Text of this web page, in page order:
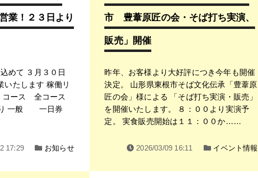
業！２３日より
めて ３月３０日
いたします 稼働リ
コース 全コース
り 一般 一日券
17:29 お知らせ
市 豊葦原匠の会・そば打ち実演、
販売」開催
昨年、お客様より大好評につき今年も開催
決定。 山形県東根市そば文化伝承「豊葦原
匠の会」様による 「そば打ち実演・販売」
を開催いたします。 ８：００より実演予
定。 実食販売開始は１１：００か……
2026/03/09 16:11 イベント情報